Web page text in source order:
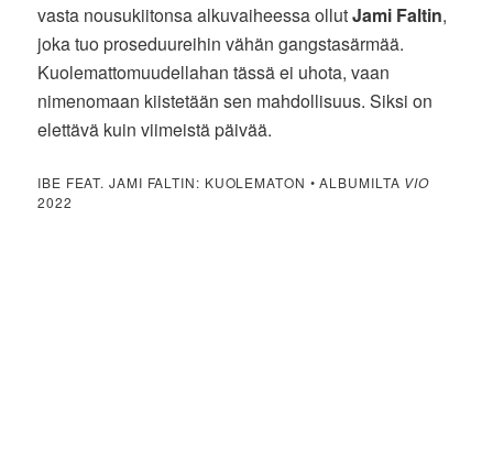
vasta nousukiitonsa alkuvaiheessa ollutJami Faltin,
joka tuo proseduureihin vähän gangstasärmää.
Kuolemattomuudellahan tässä ei uhota, vaan
nimenomaan kiistetään sen mahdollisuus. Siksi on
elettävä kuin viimeistä päivää.
IBE FEAT. JAMI FALTIN: KUOLEMATON • ALBUMILTA VIO
2022